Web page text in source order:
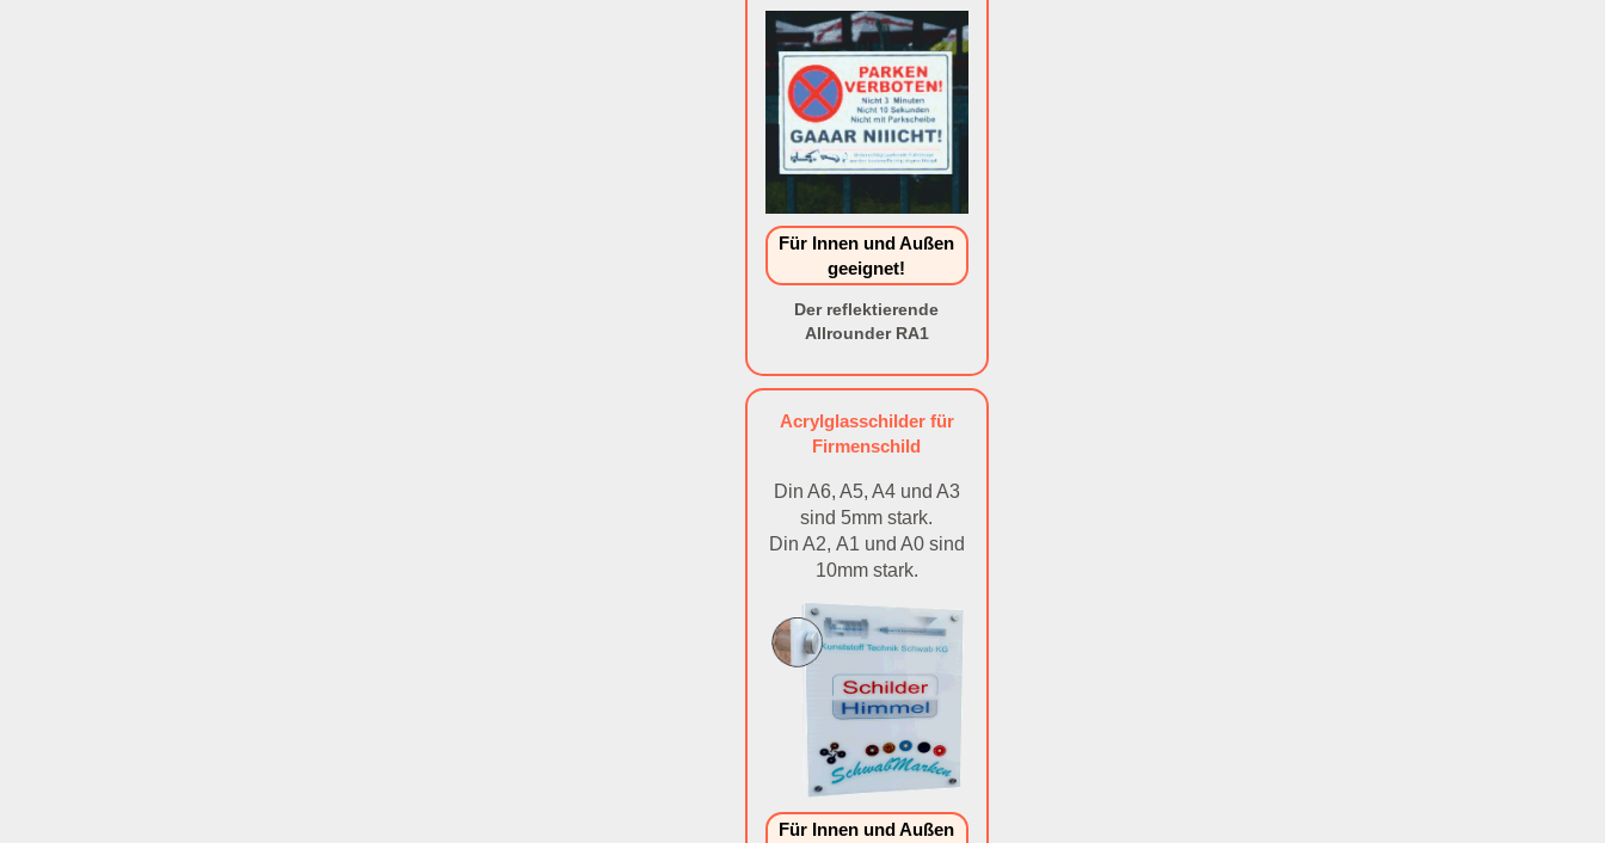
Für Innen und Außen
geeignet!
Der reflektierende
Allrounder RA1
Acrylglasschilder für
Firmenschild
Din A6, A5, A4 und A3
sind 5mm stark.
Din A2, A1 und A0 sind
10mm stark.
Für Innen und Außen